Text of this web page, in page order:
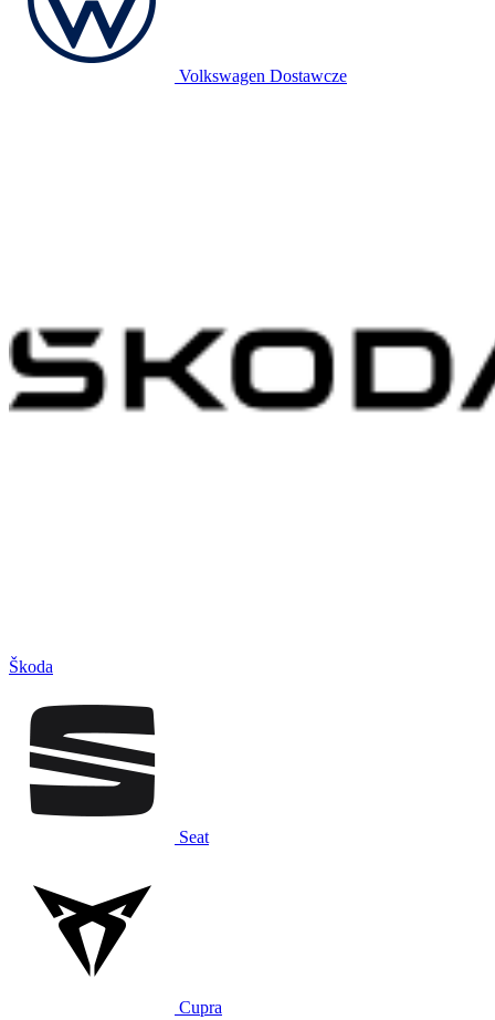
Volkswagen Dostawcze
Škoda
Seat
Cupra